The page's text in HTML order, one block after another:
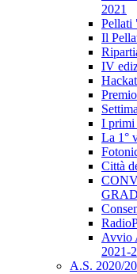
2021
Il
IV
I primi
La 1°
Città
Avvio
2021-
A.S. 2020/